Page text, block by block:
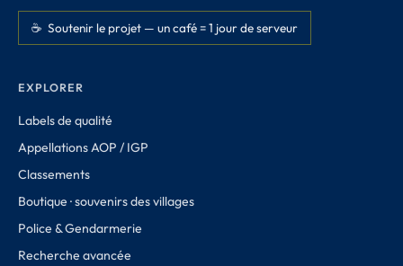
☕ Soutenir le projet — un café = 1 jour de serveur
EXPLORER
Labels de qualité
Appellations AOP / IGP
Classements
Boutique · souvenirs des villages
Police & Gendarmerie
Recherche avancée